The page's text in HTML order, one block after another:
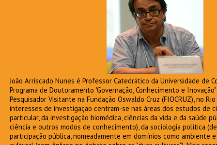
João Arriscado Nunes é Professor Catedrático da Universidade de
Programa de Doutoramento "Governação, Conhecimento e
Pesquisador Visitante na Fundação Oswaldo Cruz (FIOCRUZ), no
interesses de investigação centram-se nas áreas dos estudos de
particular, da investigação biomédica, ciências da vida e da saúde
ciência e outros modos de conhecimento), da sociologia política
participação pública, nomeadamente em domínios como ambiente